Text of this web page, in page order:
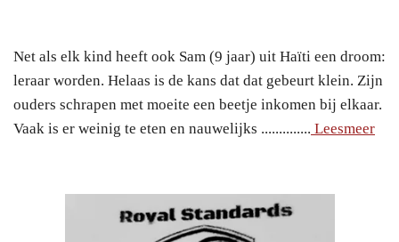
Net als elk kind heeft ook Sam (9 jaar) uit Haïti een droom:
leraar worden. Helaas is de kans dat dat gebeurt klein. Zijn
ouders schrapen met moeite een beetje inkomen bij elkaar.
Vaak is er weinig te eten en nauwelijks .............. Leesmeer